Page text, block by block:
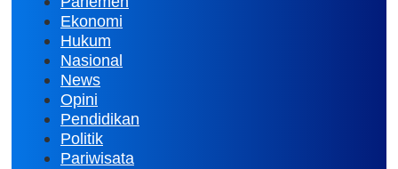
Ekonomi
Hukum
Nasional
News
Opini
Pendidikan
Politik
Pariwisata